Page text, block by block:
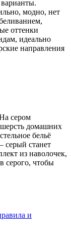
модно, нет
оттенки
идеально
направления
сером
домашних
бельё
серый станет
из наволочек,
серого, чтобы
и